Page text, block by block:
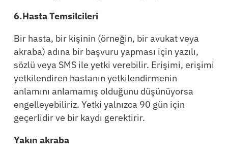
6.Hasta Temsilcileri
Bir hasta, bir kişinin (örneğin, bir avukat veya
akraba) adına bir başvuru yapması için yazılı,
sözlü veya SMS ile yetki verebilir. Erişimi, erişimi
yetkilendiren hastanın yetkilendirmenin
anlamını anlamamış olduğunu düşünüyorsa
engelleyebiliriz. Yetki yalnızca 90 gün için
geçerlidir ve bir kaydı gerektirir.
Yakın akraba